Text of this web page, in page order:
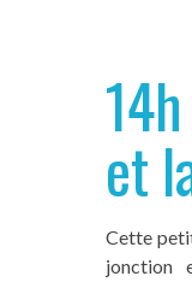
et
Cette
jonction